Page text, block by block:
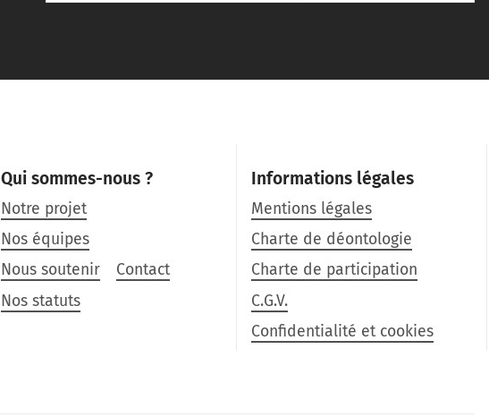
Qui sommes-nous ?
Notre projet
Nos équipes
Nous soutenir
Contact
Nos statuts
Informations légales
Mentions légales
Charte de déontologie
Charte de participation
C.G.V.
Confidentialité et cookies